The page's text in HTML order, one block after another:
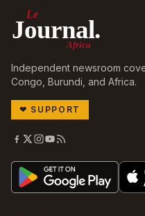
Le
Journal.
Africa
Independent newsroom
Congo, Burundi, and Africa.
❤ SUPPORT